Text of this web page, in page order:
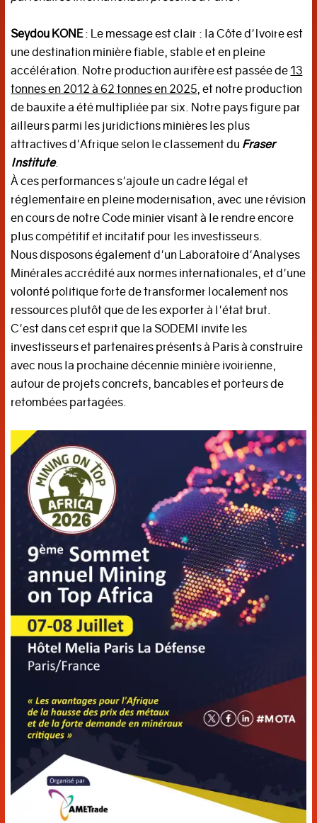
Seydou KONE: Le message est clair : la Côte d'Ivoire est
une destination minière fiable, stable et en pleine
accélération. Notre production aurifère est passée de13
tonnes en 2012 à 62 tonnes en 2025, et notre production
de bauxite a été multipliée par six. Notre pays figure par
ailleurs parmi les juridictions minières les plus
attractives d'Afrique selon le classement du Fraser
Institute.
À ces performances s'ajoute un cadre légal et
réglementaire en pleine modernisation, avec une révision
en cours de notre Code minier visant à le rendre encore
plus compétitif et incitatif pour les investisseurs.
Nous disposons également d'un Laboratoire d'Analyses
Minérales accrédité aux normes internationales, et d'une
volonté politique forte de transformer localement nos
ressources plutôt que de les exporter à l'état brut.
C'est dans cet esprit que la SODEMI invite les
investisseurs et partenaires présents à Paris à construire
avec nous la prochaine décennie minière ivoirienne,
autour de projets concrets, bancables et porteurs de
retombées partagées.